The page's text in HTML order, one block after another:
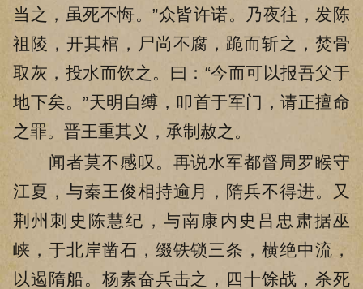
当之，虽死不悔。”众皆许诺。乃夜往，发陈
祖陵，开其棺，尸尚不腐，跪而斩之，焚骨
取灰，投水而饮之。曰：“今而可以报吾父于
地下矣。”天明自缚，叩首于军门，请正擅命
之罪。晋王重其义，承制赦之。
闻者莫不感叹。再说水军都督周罗睺守
江夏，与秦王俊相持逾月，隋兵不得进。又
荆州刺史陈慧纪，与南康内史吕忠肃据巫
峡，于北岸凿石，缀铁锁三条，横绝中流，
以遏隋船。杨素奋兵击之，四十馀战，杀死